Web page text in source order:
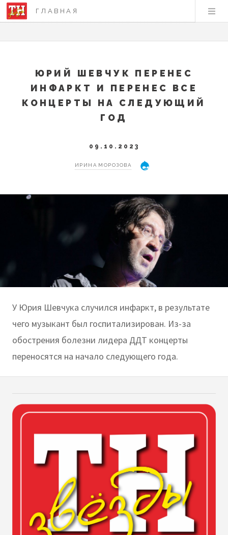
ГЛАВНАЯ
ЮРИЙ ШЕВЧУК ПЕРЕНЕС
ИНФАРКТ И ПЕРЕНЕС ВСЕ
КОНЦЕРТЫ НА СЛЕДУЮЩИЙ
ГОД
09.10.2023
ИРИНА МОРОЗОВА
У Юрия Шевчука случился инфаркт, в результате
чего музыкант был госпитализирован. Из-за
обострения болезни лидера ДДТ концерты
переносятся на начало следующего года.